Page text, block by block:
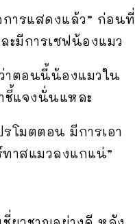
ารแสดงแล้ว” ก่อนที่
ะมีการเซฟน้องแมว
าตอนนี้น้องแมวใน
ชี้แจงนั่นแหละ
โมตตอน มีการเอา
าสแมวลงแกแน่”